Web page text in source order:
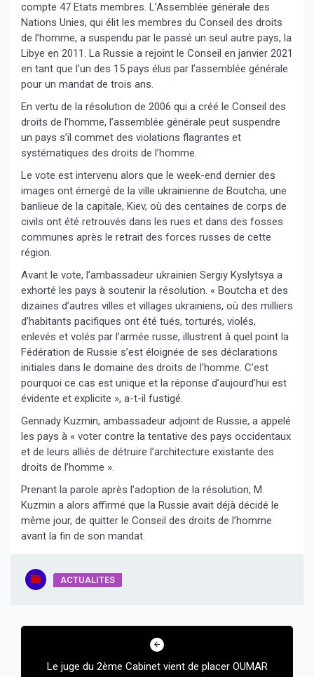
compte 47 Etats membres. L’Assemblée générale des
Nations Unies, qui élit les membres du Conseil des droits
de l’homme, a suspendu par le passé un seul autre pays, la
Libye en 2011. La Russie a rejoint le Conseil en janvier 2021
en tant que l’un des 15 pays élus par l’assemblée générale
pour un mandat de trois ans.
En vertu de la résolution de 2006 qui a créé le Conseil des
droits de l’homme, l’assemblée générale peut suspendre
un pays s’il commet des violations flagrantes et
systématiques des droits de l’homme.
Le vote est intervenu alors que le week-end dernier des
images ont émergé de la ville ukrainienne de Boutcha, une
banlieue de la capitale, Kiev, où des centaines de corps de
civils ont été retrouvés dans les rues et dans des fosses
communes après le retrait des forces russes de cette
région.
Avant le vote, l’ambassadeur ukrainien Sergiy Kyslytsya a
exhorté les pays à soutenir la résolution. « Boutcha et des
dizaines d’autres villes et villages ukrainiens, où des milliers
d’habitants pacifiques ont été tués, torturés, violés,
enlevés et volés par l’armée russe, illustrent à quel point la
Fédération de Russie s’est éloignée de ses déclarations
initiales dans le domaine des droits de l’homme. C’est
pourquoi ce cas est unique et la réponse d’aujourd’hui est
évidente et explicite », a-t-il fustigé.
Gennady Kuzmin, ambassadeur adjoint de Russie, a appelé
les pays à « voter contre la tentative des pays occidentaux
et de leurs alliés de détruire l’architecture existante des
droits de l’homme ».
Prenant la parole après l’adoption de la résolution, M.
Kuzmin a alors affirmé que la Russie avait déjà décidé le
même jour, de quitter le Conseil des droits de l’homme
avant la fin de son mandat.
ACTUALITES
Navigation
l’articleLe juge du 2ème Cabinet vient de placer OUMAR